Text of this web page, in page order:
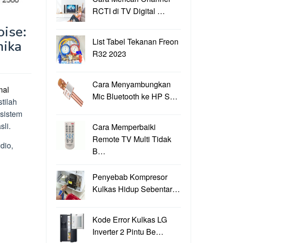
RCTI di TV Digital …
List Tabel Tekanan Freon
R32 2023
Cara Menyambungkan
Mic Bluetooth ke HP S…
Cara Memperbaiki
Remote TV Multi Tidak
B…
Penyebab Kompresor
Kulkas Hidup Sebentar…
Kode Error Kulkas LG
Inverter 2 Pintu Be…